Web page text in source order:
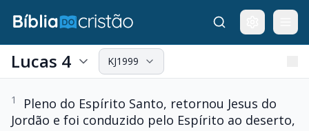
Lucas 4 KJ1999
1
Pleno do Espírito Santo, retornou Jesus do
Jordão e foi conduzido pelo Espírito ao deserto,